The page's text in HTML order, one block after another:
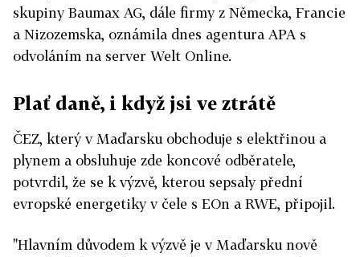
skupiny Baumax AG, dále firmy z Německa, Francie
a Nizozemska, oznámila dnes agentura APA s
odvoláním na server Welt Online.
Plať daně, i když jsi ve ztrátě
ČEZ, který v Maďarsku obchoduje s elektřinou a
plynem a obsluhuje zde koncové odběratele,
potvrdil, že se k výzvě, kterou sepsaly přední
evropské energetiky v čele s EOn a RWE, připojil.
"Hlavním důvodem k výzvě je v Maďarsku nově